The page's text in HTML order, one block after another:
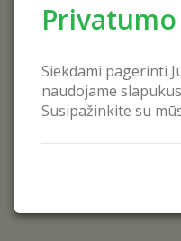
Siekdami pagerinti
naudojame
Susipažinkite su